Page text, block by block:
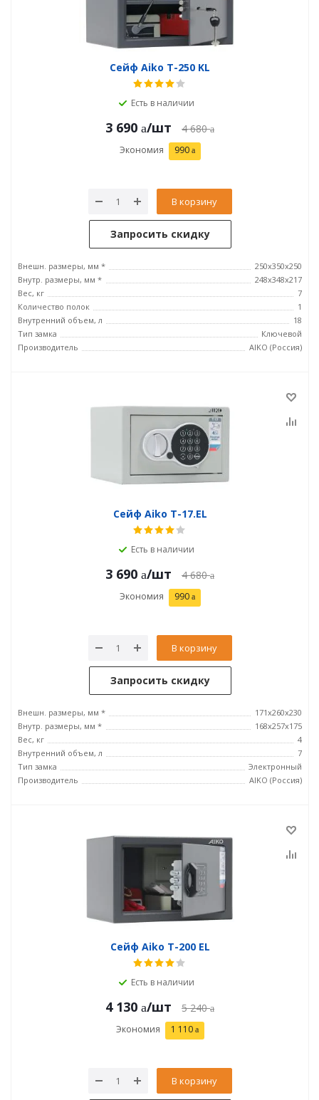
Сейф Aiko T-250 KL
Есть в наличии
3 690 /шт 4 680
Экономия 990
В корзину
Запросить скидку
Внешн. размеры, мм *
250x350x250
Внутр. размеры, мм *
248x348x217
Вес, кг
7
Количество полок
1
Внутренний объем, л
18
Тип замка
Ключевой
Производитель
AIKO (Россия)
Сейф Aiko T-17.EL
Есть в наличии
3 690 /шт 4 680
Экономия 990
В корзину
Запросить скидку
Внешн. размеры, мм *
171x260x230
Внутр. размеры, мм *
168x257x175
Вес, кг
4
Внутренний объем, л
7
Тип замка
Электронный
Производитель
AIKO (Россия)
Сейф Aiko T-200 EL
Есть в наличии
4 130 /шт 5 240
Экономия 1 110
В корзину